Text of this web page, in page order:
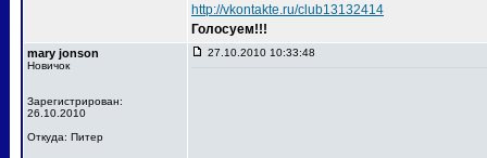
http://vkontakte.ru/club13132414
Голосуем!!!
mary jonson
Новичок
Зарегистрирован:
26.10.2010
Откуда: Питер
27.10.2010 10:33:48